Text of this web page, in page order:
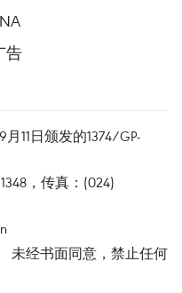
告
11日颁发的1374/GP-
，传真：(024)
未经书面同意，禁止任何